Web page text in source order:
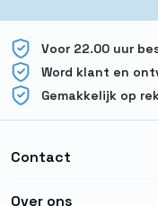
Voor 22.00 uur
Word klant en
Gemakkelijk op
Contact
Over ons